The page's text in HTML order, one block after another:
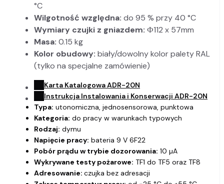
°C
Wilgotność względna: do 95 % przy 40 °C
Wymiary czujki z gniazdem: Ф112 x 57mm
Masa: 0.15 kg
Kolor obudowy: biały/dowolny kolor palety RAL
(tylko na specjalne zamówienie)
Karta Katalogowa ADR-20N
Instrukcja Instalowania i Konserwacji ADR-20N
Typa: utonomiczna, jednosensorowa, punktowa
Kategoria: do pracy w warunkach typowych
Rodzaj: dymu
Napięcie pracy: bateria 9 V 6F22
Pobór prądu w trybie dozorowania: 10 µA
Wykrywane testy pożarowe: TF1 do TF5 oraz TF8
Adresowanie: czujka bez adresacji